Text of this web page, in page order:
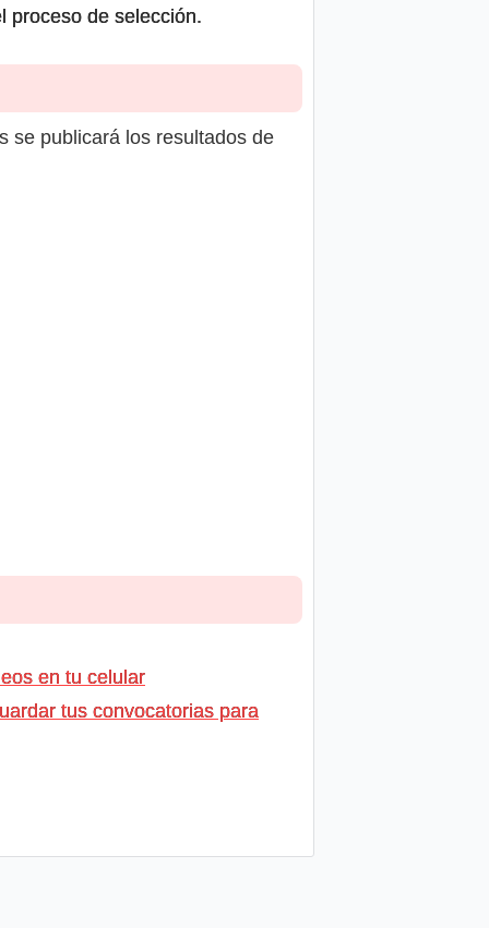
proceso de selección.
se publicará los resultados de
en tu celular
tus convocatorias para